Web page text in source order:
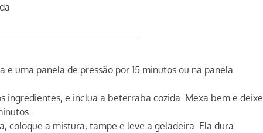
e uma panela de pressão por 15 minutos ou na panela
ingredientes, e inclua a beterraba cozida. Mexa bem e deixe
coloque a mistura, tampe e leve a geladeira. Ela dura